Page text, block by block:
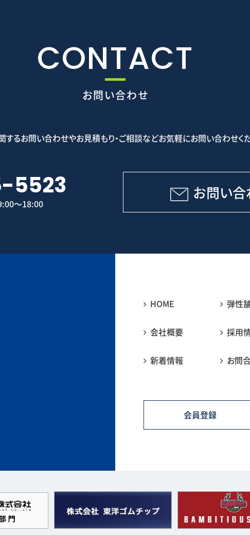
CONTACT
お問い合わせ
するお問い合わせやお見積もり・ご相談などお気軽にお問い合わせくだ
5523
～18:00
お問い合
HOME 弾性
会社概要 採用
新着情報 お問
会員登録